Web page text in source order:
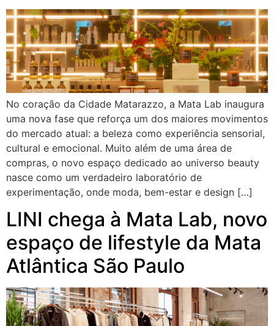
No coração da Cidade Matarazzo, a Mata Lab inaugura
uma nova fase que reforça um dos maiores movimentos
do mercado atual: a beleza como experiência sensorial,
cultural e emocional. Muito além de uma área de
compras, o novo espaço dedicado ao universo beauty
nasce como um verdadeiro laboratório de
experimentação, onde moda, bem-estar e design […]
LINI chega à Mata Lab, novo
espaço de lifestyle da Mata
Atlântica São Paulo